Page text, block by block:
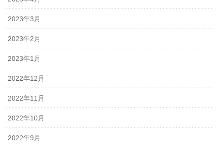
2023年3月
2023年2月
2023年1月
2022年12月
2022年11月
2022年10月
2022年9月